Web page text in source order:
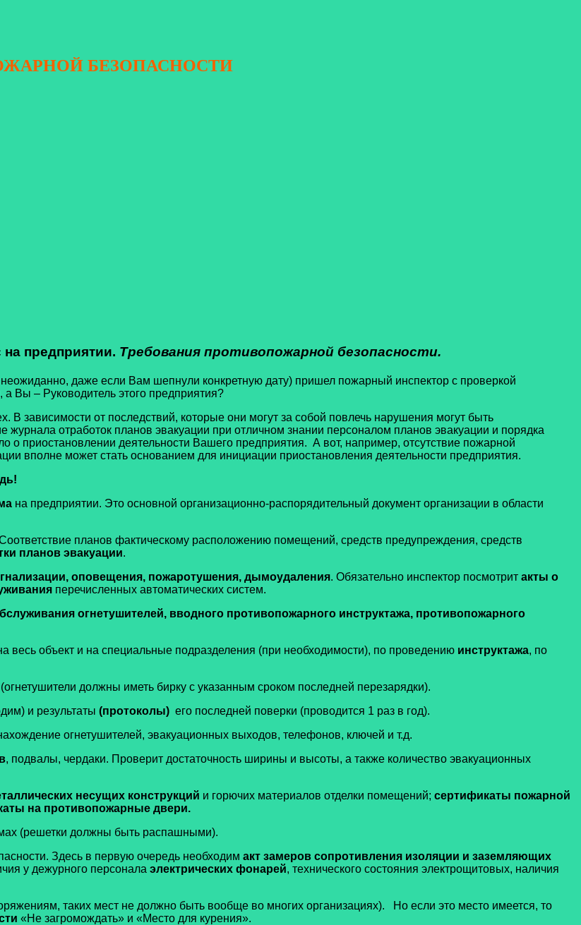
БЕЗОПАСНОСТИ
предприятии. Требования противопожарной безопасности.
даже если Вам шепнули конкретную дату) пришел пожарный инспектор с проверкой
Вы – Руководитель этого предприятия?
зависимости от последствий, которые они могут за собой повлечь нарушения могут быть
журнала отработок планов эвакуации при отличном знании персоналом планов эвакуации и порядка
о приостановлении деятельности Вашего предприятия. А вот, например, отсутствие пожарной
вполне может стать основанием для инициации приостановления деятельности предприятия.
на предприятии. Это основной организационно-распорядительный документ организации в области
планов фактическому расположению помещений, средств предупреждения, средств
планов эвакуации.
оповещения, пожаротушения, дымоудаления. Обязательно инспектор посмотрит акты о
перечисленных автоматических систем.
огнетушителей, вводного противопожарного инструктажа, противопожарного
весь объект и на специальные подразделения (при необходимости), по проведению инструктажа, по
должны иметь бирку с указанным сроком последней перезарядки).
и результаты (протоколы) его последней поверки (проводится 1 раз в год).
огнетушителей, эвакуационных выходов, телефонов, ключей и т.д.
, подвалы, чердаки. Проверит достаточность ширины и высоты, а также количество эвакуационных
несущих конструкций и горючих материалов отделки помещений; сертификаты пожарной
на противопожарные двери.
(решетки должны быть распашными).
Здесь в первую очередь необходим акт замеров сопротивления изоляции и заземляющих
у дежурного персонала электрических фонарей, технического состояния электрощитовых, наличия
таких мест не должно быть вообще во многих организациях). Но если это место имеется, то
«Не загромождать» и «Место для курения».